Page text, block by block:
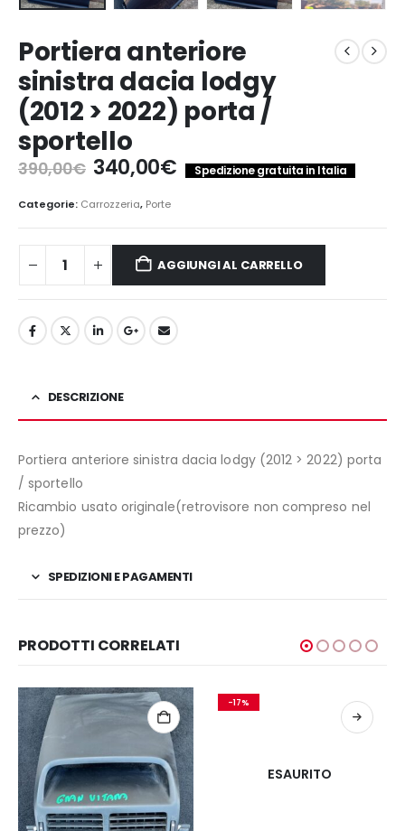
Portiera anteriore
sinistra dacia lodgy
(2012 > 2022) porta /
sportello
390,00€ Il
prezzo
originale
era:
390,00€.
340,00€Il
prezzo
è:
340,00€.
Spedizione gratuita in Italia
Categorie: Carrozzeria, Porte
AGGIUNGI AL CARRELLO
DESCRIZIONE
Portiera anteriore sinistra dacia lodgy (2012 > 2022) porta
/ sportello
Ricambio usato originale(retrovisore non compreso nel
prezzo)
SPEDIZIONI E PAGAMENTI
PRODOTTI CORRELATI
-17%
ESAURITO